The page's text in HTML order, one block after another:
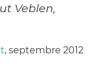
Veblen,
, septembre 2012